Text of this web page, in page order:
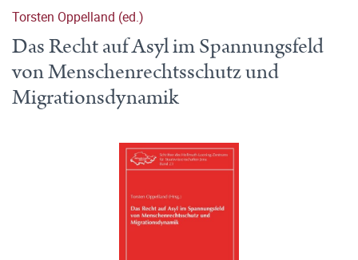
Torsten Oppelland (ed.)
Das Recht auf Asyl im Spannungsfeld
von Menschenrechtsschutz und
Migrationsdynamik